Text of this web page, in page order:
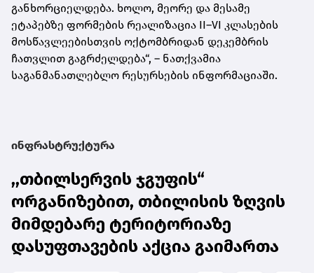
განხორციელდება. ხოლო, მეორე და მესამე
ეტაპებზე ფორმების რეალიზაცია II–VI კლასების
მოსწავლეებისთვის ოქტომბრიდან დეკემბრის
ჩათვლით გაგრძელდება“, – ნათქვამია
საგანმანათლებლო რესურსების ინფორმაციაში.
ინფრასტრუქტურა
,,თბილსერვის ჯგუფის“
ორგანიზებით, თბილისის ზღვის
მიმდებარე ტერიტორიაზე
დასუფთავების აქცია გაიმართა